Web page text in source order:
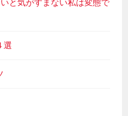
と気がすまない私は変態で
選